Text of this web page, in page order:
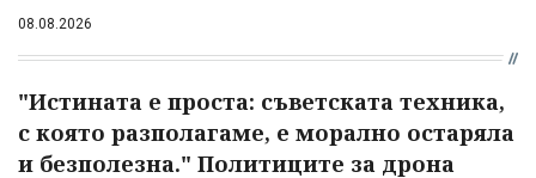
08.08.2026
"Истината е проста: съветската техника,
с която разполагаме, е морално остаряла
и безполезна." Политиците за дрона